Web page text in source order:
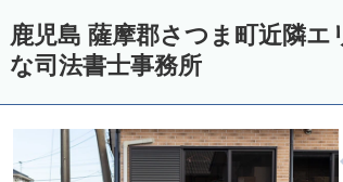
鹿児島 薩摩郡さつま町近隣
な司法書士事務所